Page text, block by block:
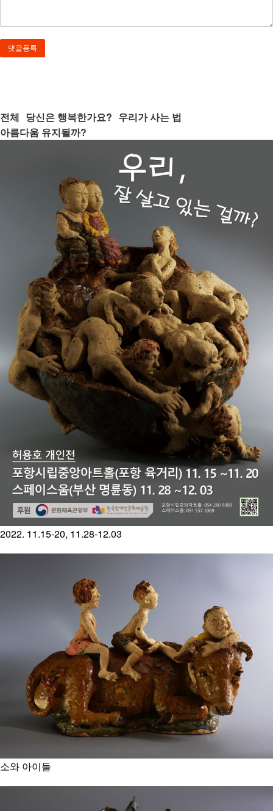
전체 당신은 행복한가요? 우리가 사는 법
아름다움 유지될까?
2022. 11.15-20, 11.28-12.03
소와 아이들